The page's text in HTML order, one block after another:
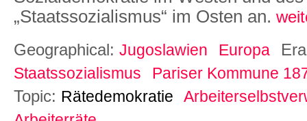
„Staatssozialismus“ im Osten an.
Geographical: Jugoslawien Europa
Staatssozialismus Pariser Kommune
Topic: Rätedemokratie